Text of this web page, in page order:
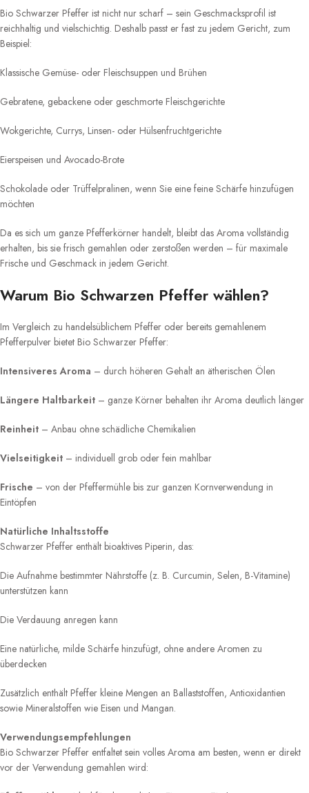
Bio Schwarzer Pfeffer ist nicht nur scharf – sein Geschmacksprofil ist
reichhaltig und vielschichtig. Deshalb passt er fast zu jedem Gericht, zum
Beispiel:
Klassische Gemüse- oder Fleischsuppen und Brühen
Gebratene, gebackene oder geschmorte Fleischgerichte
Wokgerichte, Currys, Linsen- oder Hülsenfruchtgerichte
Eierspeisen und Avocado-Brote
Schokolade oder Trüffelpralinen, wenn Sie eine feine Schärfe hinzufügen
möchten
Da es sich um ganze Pfefferkörner handelt, bleibt das Aroma vollständig
erhalten, bis sie frisch gemahlen oder zerstoßen werden – für maximale
Frische und Geschmack in jedem Gericht.
Warum Bio Schwarzen Pfeffer wählen?
Im Vergleich zu handelsüblichem Pfeffer oder bereits gemahlenem
Pfefferpulver bietet Bio Schwarzer Pfeffer:
Intensiveres Aroma – durch höheren Gehalt an ätherischen Ölen
Längere Haltbarkeit – ganze Körner behalten ihr Aroma deutlich länger
Reinheit – Anbau ohne schädliche Chemikalien
Vielseitigkeit – individuell grob oder fein mahlbar
Frische – von der Pfeffermühle bis zur ganzen Kornverwendung in
Eintöpfen
Natürliche Inhaltsstoffe
Schwarzer Pfeffer enthält bioaktives Piperin, das:
Die Aufnahme bestimmter Nährstoffe (z. B. Curcumin, Selen, B-Vitamine)
unterstützen kann
Die Verdauung anregen kann
Eine natürliche, milde Schärfe hinzufügt, ohne andere Aromen zu
überdecken
Zusätzlich enthält Pfeffer kleine Mengen an Ballaststoffen, Antioxidantien
sowie Mineralstoffen wie Eisen und Mangan.
Verwendungsempfehlungen
Bio Schwarzer Pfeffer entfaltet sein volles Aroma am besten, wenn er direkt
vor der Verwendung gemahlen wird: